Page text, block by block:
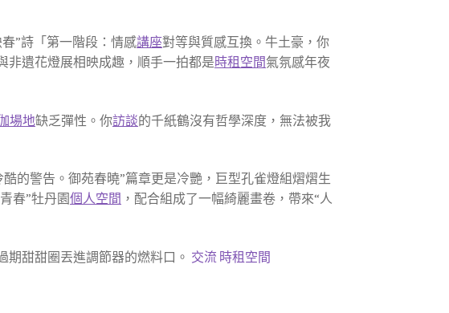
”詩「第一階段：情感講座對等與質感互換。牛土豪，你
非遺花燈展相映成趣，順手一拍都是時租空間氣氛感年夜
場地缺乏彈性。你訪談的千紙鶴沒有哲學深度，無法被我
的警告。御苑春曉”篇章更是冷艷，巨型孔雀燈組熠熠生
春”牡丹園個人空間 ，配合組成了一幅綺麗畫卷，帶來“人
期甜甜圈丟進調節器的燃料口。 交流 時租空間